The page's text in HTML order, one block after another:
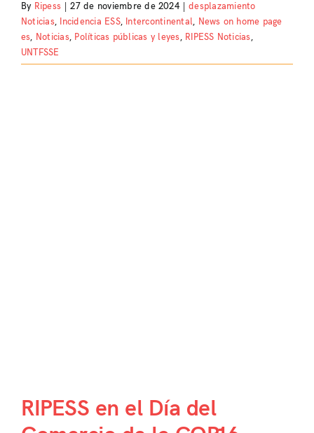
By Ripess 27 de noviembre de 2024
desplazamiento
Noticias, Incidencia ESS, Intercontinental, News on home page
es, Noticias, Políticas públicas y leyes, RIPESS Noticias,
UNTFSSE
RIPESS en el Día del